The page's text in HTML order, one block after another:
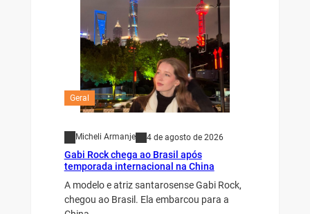
Geral
Micheli Armanje 4 de agosto de 2026
Gabi Rock chega ao Brasil após
temporada internacional na China
A modelo e atriz santarosense Gabi Rock,
chegou ao Brasil. Ela embarcou para a